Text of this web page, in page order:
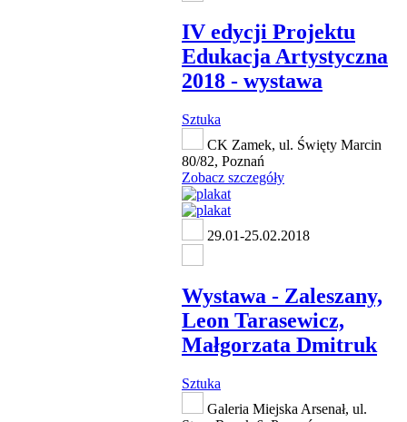
IV edycji Projektu
Edukacja Artystyczna
2018 - wystawa
Sztuka
CK Zamek, ul. Święty Marcin
80/82, Poznań
Zobacz szczegóły
29.01-25.02.2018
Wystawa - Zaleszany,
Leon Tarasewicz,
Małgorzata Dmitruk
Sztuka
Galeria Miejska Arsenał, ul.